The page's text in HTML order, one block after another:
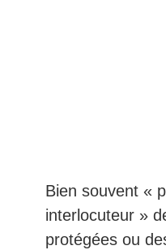
Bien souvent «
interlocuteur »
protégées ou